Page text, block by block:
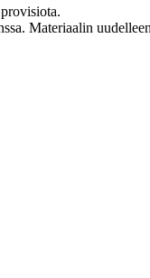
Materiaalin